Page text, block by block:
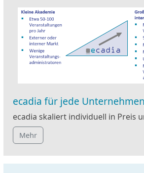
ecadia für jede
ecadia skaliert individuell in Preis
Mehr